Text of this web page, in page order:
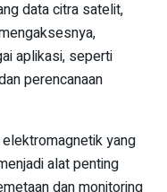
data citra satelit,
aplikasi, seperti
perencanaan
yang
alat penting